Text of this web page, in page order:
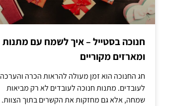
חנוכה בסטייל – איך לשמח עם מתנות
ומארזים מקוריים
חג החנוכה הוא זמן מעולה להראות הכרה והערכה
לעובדים. מתנות חנוכה לעובדים לא רק מביאות
שמחה, אלא גם מחזקות את הקשרים בתוך הצוות.